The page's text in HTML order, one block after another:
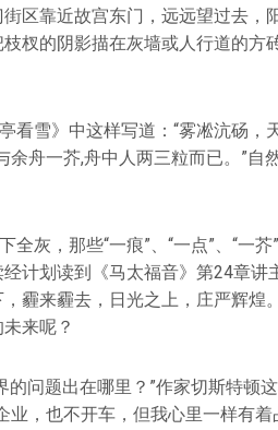
区靠近故宫东门，远远望过去，
杈的阴影描在灰墙或人行道的方
看雪》中这样写道：“雾凇沆砀，
舟一芥,舟中人两三粒而已。”自
灰，那些“一痕”、“一点”、“一芥
计划读到《马太福音》第24章讲
霾来霾去，日光之上，庄严辉煌
来呢？
问题出在哪里？”作家切斯特顿
业，也不开车，但我心里一样有